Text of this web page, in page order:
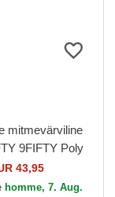
mitmevärviline
9FIFTY Poly
LALIGA New
43,95
homme, 7. Aug.